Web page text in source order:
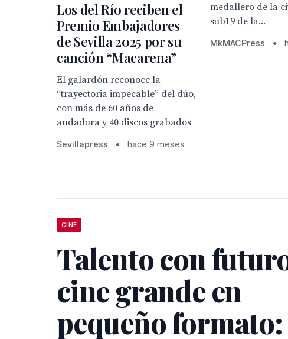
medallero de la
sub19 de la...
MkMACPress •
Los del Río reciben el
Premio Embajadores
de Sevilla 2025 por su
canción “Macarena”
El galardón reconoce la
“trayectoria impecable” del dúo,
con más de 60 años de
andadura y 40 discos grabados
Sevillapress • hace 9 meses
CINE
Talento con
cine grande en
pequeño formato: